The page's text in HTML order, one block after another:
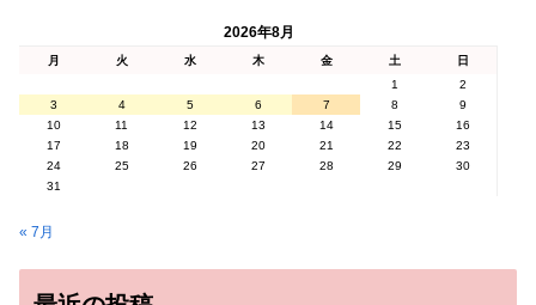
2026年8月
月 火 水 木 金 土
日
1
2
3
4 5 6 7 8
9
10
11 12 13 14 15
16
17
18 19 20 21 22
23
24
25 26 27 28 29
30
31
« 7月